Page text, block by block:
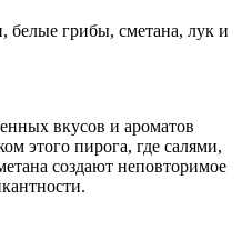
белые грибы, сметана, лук и
вкусов и ароматов
этого пирога, где салями,
создают неповторимое